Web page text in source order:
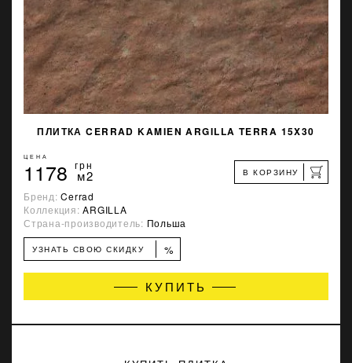
ПЛИТКА CERRAD KAMIEN ARGILLA TERRA 15X30
ЦЕНА
1178 грн
м2 В КОРЗИНУ
Бренд:Cerrad
Коллекция:ARGILLA
Страна-производитель: Польша
УЗНАТЬ СВОЮ СКИДКУ %
КУПИТЬ